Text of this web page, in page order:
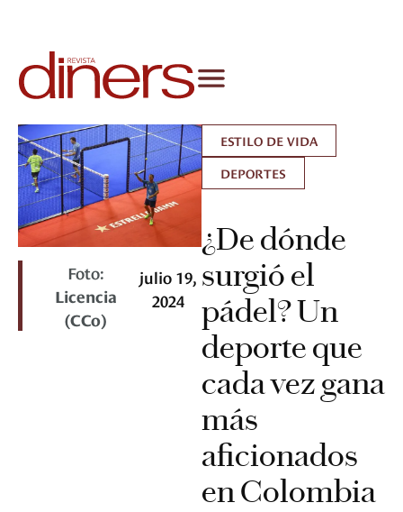
Foto:
Licencia
(CCo)
julio 19,
2024
ESTILO DE VIDA
DEPORTES
¿De dónde
surgió el
pádel? Un
deporte que
cada vez gana
más
aficionados
en Colombia